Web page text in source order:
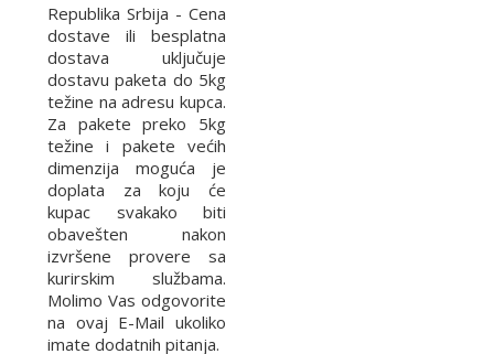
Republika Srbija - Cena
dostave ili besplatna
dostava uključuje
dostavu paketa do 5kg
težine na adresu kupca.
Za pakete preko 5kg
težine i pakete većih
dimenzija moguća je
doplata za koju će
kupac svakako biti
obavešten nakon
izvršene provere sa
kurirskim službama.
Molimo Vas odgovorite
na ovaj E-Mail ukoliko
imate dodatnih pitanja.